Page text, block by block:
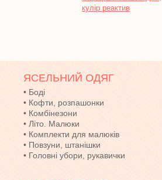
кулір реактив
ЯСЕЛЬНИЙ ОДЯГ
• Боді
• Кофти, розпашонки
• Комбінезони
• Літо. Малюки
• Комплекти для малюків
• Повзуни, штанішки
• Головні убори, рукавички